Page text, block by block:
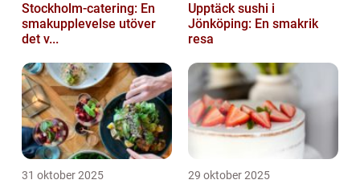
Stockholm-catering: En
smakupplevelse utöver
det v...
Upptäck sushi i
Jönköping: En smakrik
resa
31 oktober 2025 29 oktober 2025